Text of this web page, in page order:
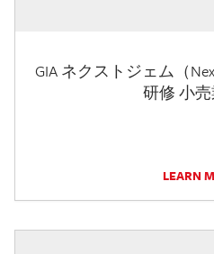
GIA ネクストジェム（
研修 小
LEARN